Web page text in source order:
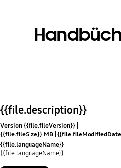
{{file.description}}
Version {{file.fileVersion}}
{{file.fileSize}} MB
{{file.osNames}}
{{file.languageName}}
{{file.languageName}}